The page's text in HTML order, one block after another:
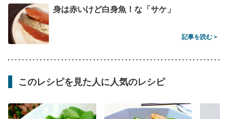
身は赤いけど白身魚！な「サケ」
記事を読む >
このレシピを見た人に人気のレシピ